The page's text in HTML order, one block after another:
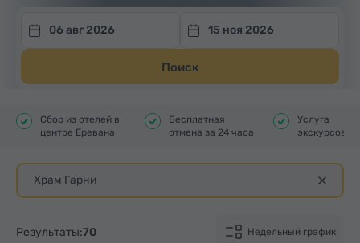
06 авг 2026 15 ноя 2026
Поиск
Сбор из отелей в
центре Еревана
Бесплатная
отмена за 24 часа
Услуга
Храм Гарни
Недельный график
Результаты:70